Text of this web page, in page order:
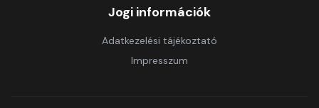
Jogi információk
Adatkezelési tájékoztató
Impresszum